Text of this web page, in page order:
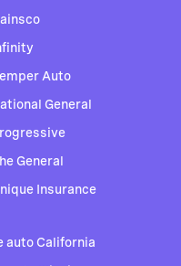
Auto
General
General
Insurance
auto California